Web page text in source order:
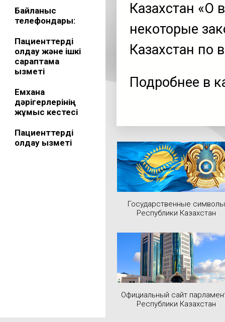
Байланыс
телефондары:
Пациенттерді
қолдау және ішкі
сараптама
қызметі
Емхана
дәрігерлерінің
жұмыс кестесі
Пациенттерді
қолдау қызметі
Казахстан «О
некоторые
Казахстан по
Подробнее в
Государственные символы
Республики Казахстан
Официальный сайт
Республики Казахстан